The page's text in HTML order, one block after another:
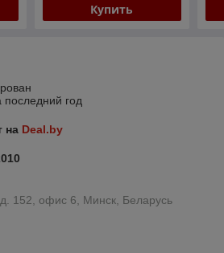
Купить
последний год
на Deal.by
д. 152, офис 6, Минск, Беларусь